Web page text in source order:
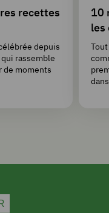
recettes
depuis
rassemble
de moments
10
les